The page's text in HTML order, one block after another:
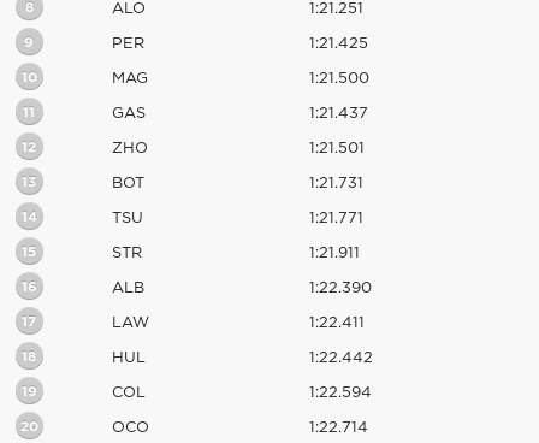
8 ALO 1:21.251
9 PER 1:21.425
10 MAG 1:21.500
11 GAS 1:21.437
12 ZHO 1:21.501
13 BOT 1:21.731
14 TSU 1:21.771
15 STR 1:21.911
16 ALB 1:22.390
17 LAW 1:22.411
18 HUL 1:22.442
19 COL 1:22.594
20 OCO 1:22.714